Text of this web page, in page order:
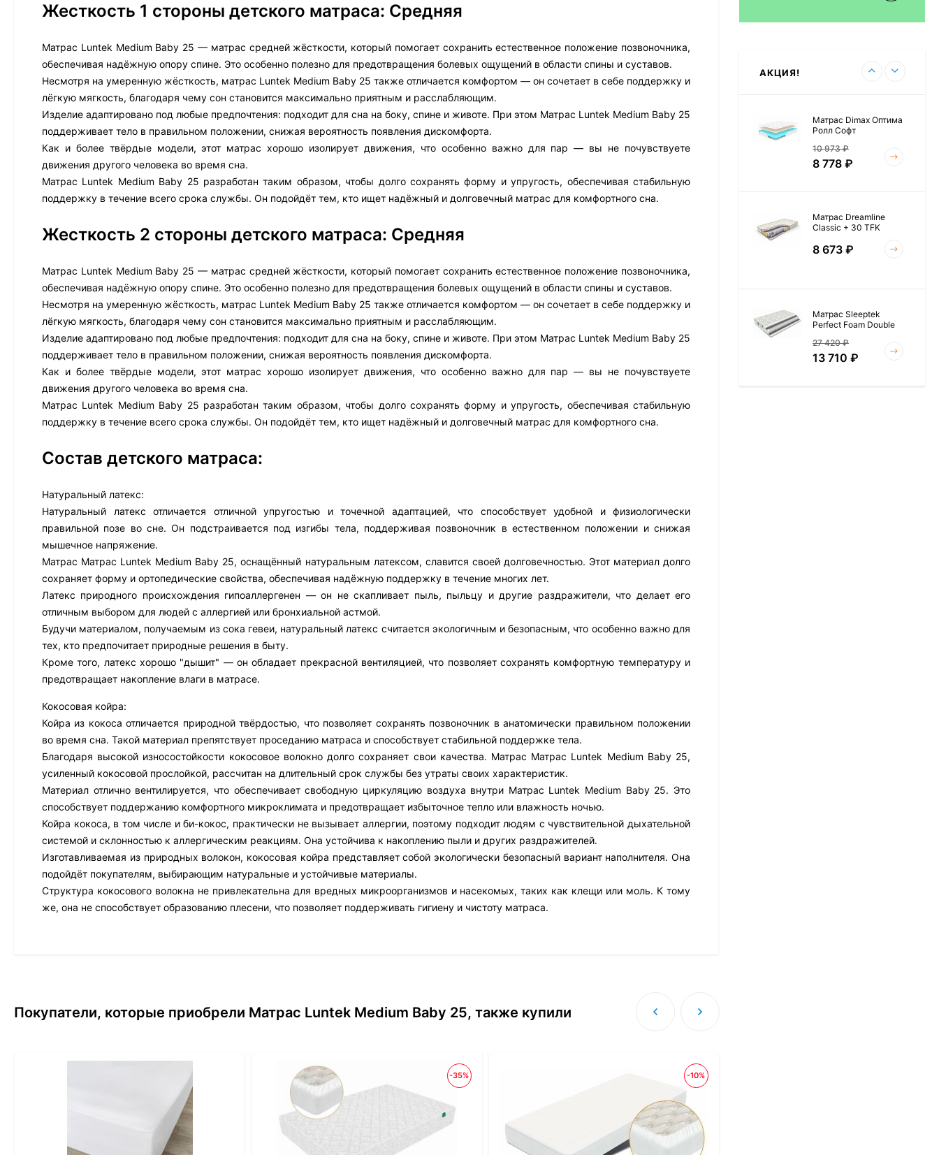
Жесткость 1 стороны детского матраса: Средняя
Матрас Luntek Medium Baby 25 — матрас средней жёсткости, который помогает сохранить естественное положение позвоночника,
обеспечивая надёжную опору спине. Это особенно полезно для предотвращения болевых ощущений в области спины и суставов.
Несмотря на умеренную жёсткость, матрас Luntek Medium Baby 25 также отличается комфортом — он сочетает в себе поддержку и
лёгкую мягкость, благодаря чему сон становится максимально приятным и расслабляющим.
Изделие адаптировано под любые предпочтения: подходит для сна на боку, спине и животе. При этом Матрас Luntek Medium Baby 25
поддерживает тело в правильном положении, снижая вероятность появления дискомфорта.
Как и более твёрдые модели, этот матрас хорошо изолирует движения, что особенно важно для пар — вы не почувствуете
движения другого человека во время сна.
Матрас Luntek Medium Baby 25 разработан таким образом, чтобы долго сохранять форму и упругость, обеспечивая стабильную
поддержку в течение всего срока службы. Он подойдёт тем, кто ищет надёжный и долговечный матрас для комфортного сна.
Жесткость 2 стороны детского матраса: Средняя
Матрас Luntek Medium Baby 25 — матрас средней жёсткости, который помогает сохранить естественное положение позвоночника,
обеспечивая надёжную опору спине. Это особенно полезно для предотвращения болевых ощущений в области спины и суставов.
Несмотря на умеренную жёсткость, матрас Luntek Medium Baby 25 также отличается комфортом — он сочетает в себе поддержку и
лёгкую мягкость, благодаря чему сон становится максимально приятным и расслабляющим.
Изделие адаптировано под любые предпочтения: подходит для сна на боку, спине и животе. При этом Матрас Luntek Medium Baby 25
поддерживает тело в правильном положении, снижая вероятность появления дискомфорта.
Как и более твёрдые модели, этот матрас хорошо изолирует движения, что особенно важно для пар — вы не почувствуете
движения другого человека во время сна.
Матрас Luntek Medium Baby 25 разработан таким образом, чтобы долго сохранять форму и упругость, обеспечивая стабильную
поддержку в течение всего срока службы. Он подойдёт тем, кто ищет надёжный и долговечный матрас для комфортного сна.
Состав детского матраса:
Натуральный латекс:
Натуральный латекс отличается отличной упругостью и точечной адаптацией, что способствует удобной и физиологически
правильной позе во сне. Он подстраивается под изгибы тела, поддерживая позвоночник в естественном положении и снижая
мышечное напряжение.
Матрас Матрас Luntek Medium Baby 25, оснащённый натуральным латексом, славится своей долговечностью. Этот материал долго
сохраняет форму и ортопедические свойства, обеспечивая надёжную поддержку в течение многих лет.
Латекс природного происхождения гипоаллергенен — он не скапливает пыль, пыльцу и другие раздражители, что делает его
отличным выбором для людей с аллергией или бронхиальной астмой.
Будучи материалом, получаемым из сока гевеи, натуральный латекс считается экологичным и безопасным, что особенно важно для
тех, кто предпочитает природные решения в быту.
Кроме того, латекс хорошо "дышит" — он обладает прекрасной вентиляцией, что позволяет сохранять комфортную температуру и
предотвращает накопление влаги в матрасе.
Кокосовая койра:
Койра из кокоса отличается природной твёрдостью, что позволяет сохранять позвоночник в анатомически правильном положении
во время сна. Такой материал препятствует проседанию матраса и способствует стабильной поддержке тела.
Благодаря высокой износостойкости кокосовое волокно долго сохраняет свои качества. Матрас Матрас Luntek Medium Baby 25,
усиленный кокосовой прослойкой, рассчитан на длительный срок службы без утраты своих характеристик.
Материал отлично вентилируется, что обеспечивает свободную циркуляцию воздуха внутри Матрас Luntek Medium Baby 25. Это
способствует поддержанию комфортного микроклимата и предотвращает избыточное тепло или влажность ночью.
Койра кокоса, в том числе и би-кокос, практически не вызывает аллергии, поэтому подходит людям с чувствительной дыхательной
системой и склонностью к аллергическим реакциям. Она устойчива к накоплению пыли и других раздражителей.
Изготавливаемая из природных волокон, кокосовая койра представляет собой экологически безопасный вариант наполнителя. Она
подойдёт покупателям, выбирающим натуральные и устойчивые материалы.
Структура кокосового волокна не привлекательна для вредных микроорганизмов и насекомых, таких как клещи или моль. К тому
же, она не способствует образованию плесени, что позволяет поддерживать гигиену и чистоту матраса.
Покупатели, которые приобрели Матрас Luntek Medium Baby 25, также купили
-35% -10%
АКЦИЯ!
Матрас Vitaflex Foam
Матрас Dimax Оптима
Ролл Софт
10 973₽
8 778 ₽
Матрас Dreamline
Classic + 30 TFK
8 673 ₽
Матрас Sleeptek
Perfect Foam Double
27 420₽
13 710 ₽